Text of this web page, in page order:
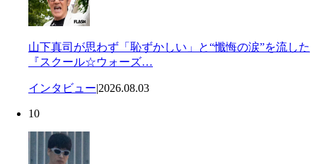
山下真司が思わず「恥ずかしい」と“懺悔の涙”を流した
『スクール☆ウォーズ…
インタビュー|2026.08.03
10